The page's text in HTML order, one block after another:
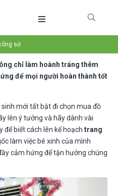
sở
chỉ làm hoành tráng thêm
để mọi người hoàn thành tốt
mới tất bật đi chọn mua đồ
lên ý tưởng và hãy dành vài
để biết cách lên kế hoạch trang
làm việc bé xinh của mình
cảm hứng để tận hưởng chúng